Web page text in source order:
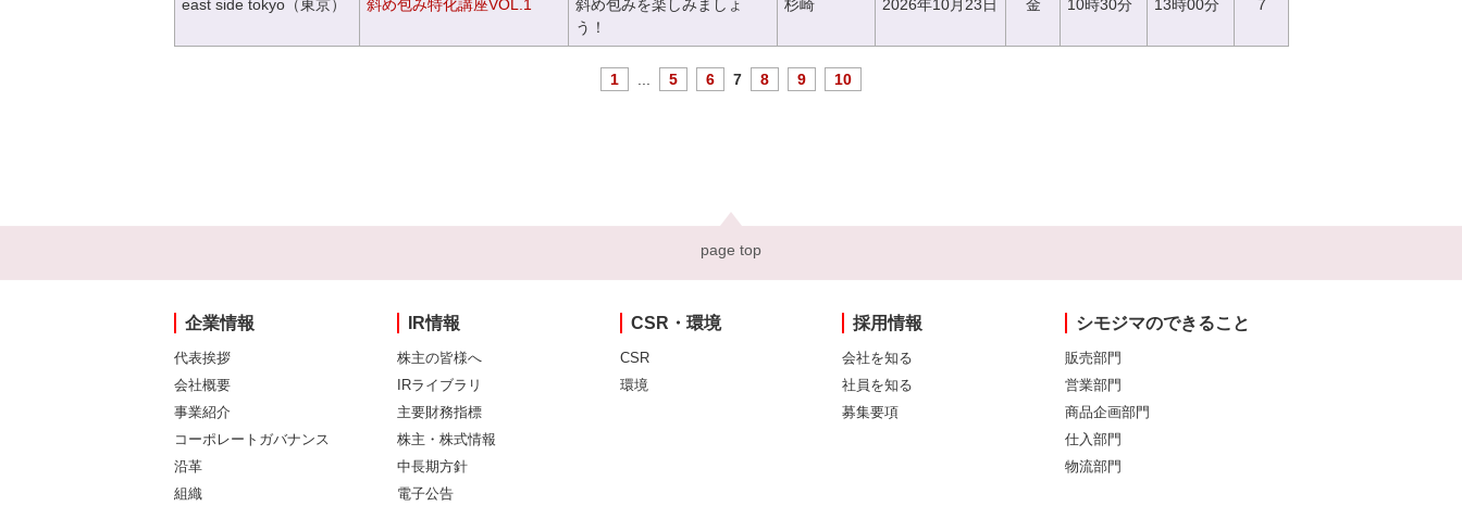
east side tokyo（東京） 斜め包み特化講座VOL.1
斜め包みを楽しみましょ
う！
杉崎 2026年10月23日 金 10時30分 13時00分 7
1 5 6 7 8 9 10
page top
企業情報
代表挨拶
会社概要
事業紹介
コーポレートガバナンス
沿革
組織
IR情報
株主の皆様へ
IRライブラリ
主要財務指標
株主・株式情報
中長期方針
電子公告
CSR・環境
CSR
環境
採用情報
会社を知る
社員を知る
募集要項
シモジマのできること
販売部門
営業部門
商品企画部門
仕入部門
物流部門